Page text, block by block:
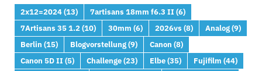
2x12=2024(13) 7artisans 18mm f6.3 II (6)
7Artisans 35 1.2(10) 30mm (6) 2026vs (8) Analog(9)
Berlin (15) Blogvorstellung(9) Canon (8)
Canon 5D II (5) Challenge(23) Elbe(35) Fujifilm (44)